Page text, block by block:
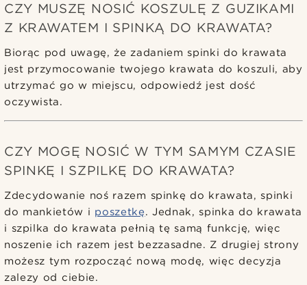
CZY MUSZĘ NOSIĆ KOSZULĘ Z GUZIKAMI
Z KRAWATEM I SPINKĄ DO KRAWATA?
Biorąc pod uwagę, że zadaniem spinki do krawata
jest przymocowanie twojego krawata do koszuli, aby
utrzymać go w miejscu, odpowiedź jest dość
oczywista.
CZY MOGĘ NOSIĆ W TYM SAMYM CZASIE
SPINKĘ I SZPILKĘ DO KRAWATA?
Zdecydowanie noś razem spinkę do krawata, spinki
do mankietów i poszetkę. Jednak, spinka do krawata
i szpilka do krawata pełnią tę samą funkcję, więc
noszenie ich razem jest bezzasadne. Z drugiej strony
możesz tym rozpocząć nową modę, więc decyzja
zalezy od ciebie.